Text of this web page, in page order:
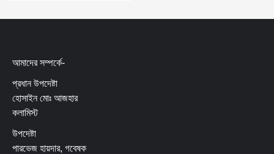
আমাদের সম্পর্কে-
প্রধান উপদেষ্টা
হোসাইন মোঃ আজহার
কলামিস্ট
উপদেষ্টা
পারভেজ হায়দার, গবেষক